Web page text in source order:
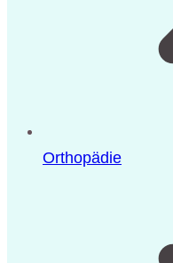
Orthopädie